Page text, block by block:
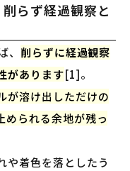
らず経過観察と
削らずに経過観察
があります[1]。
が溶け出しただけの
められる余地が残っ
や着色を落としたう